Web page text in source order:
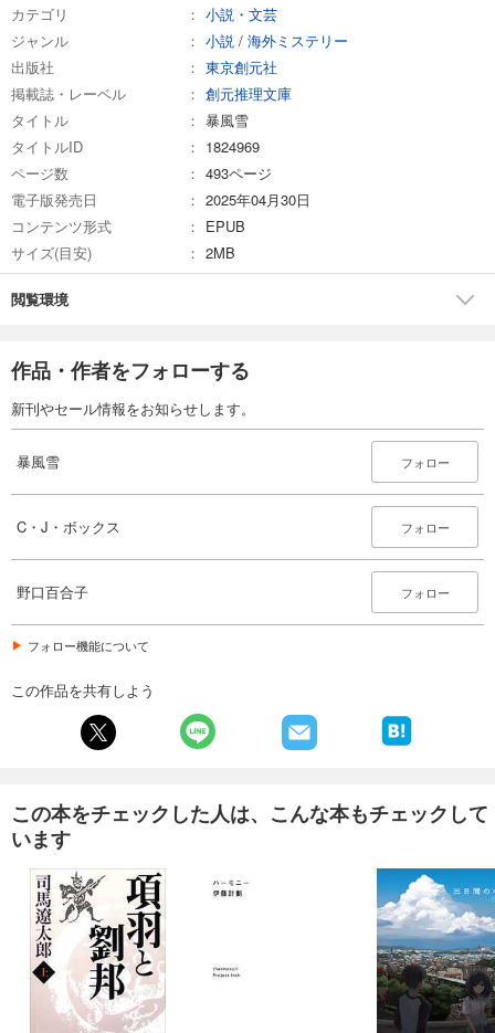
カテゴリ
小説・文芸
ジャンル
小説 / 海外ミステリー
出版社
東京創元社
掲載誌・レーベル
創元推理文庫
タイトル
暴風雪
タイトルID
1824969
ページ数
493ページ
電子版発売日
2025年04月30日
コンテンツ形式
EPUB
サイズ(目安)
2MB
閲覧環境
作品・作者をフォローする
新刊やセール情報をお知らせします。
暴風雪 フォロー
C・J・ボックス フォロー
野口百合子 フォロー
フォロー機能について
この作品を共有しよう
この本をチェックした人は、こんな本もチェックして
います